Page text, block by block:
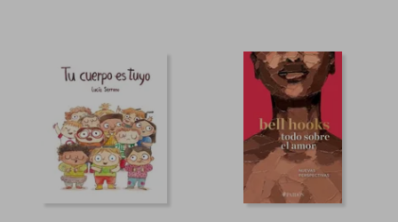
10%
Off $ 13.72
10%
Off